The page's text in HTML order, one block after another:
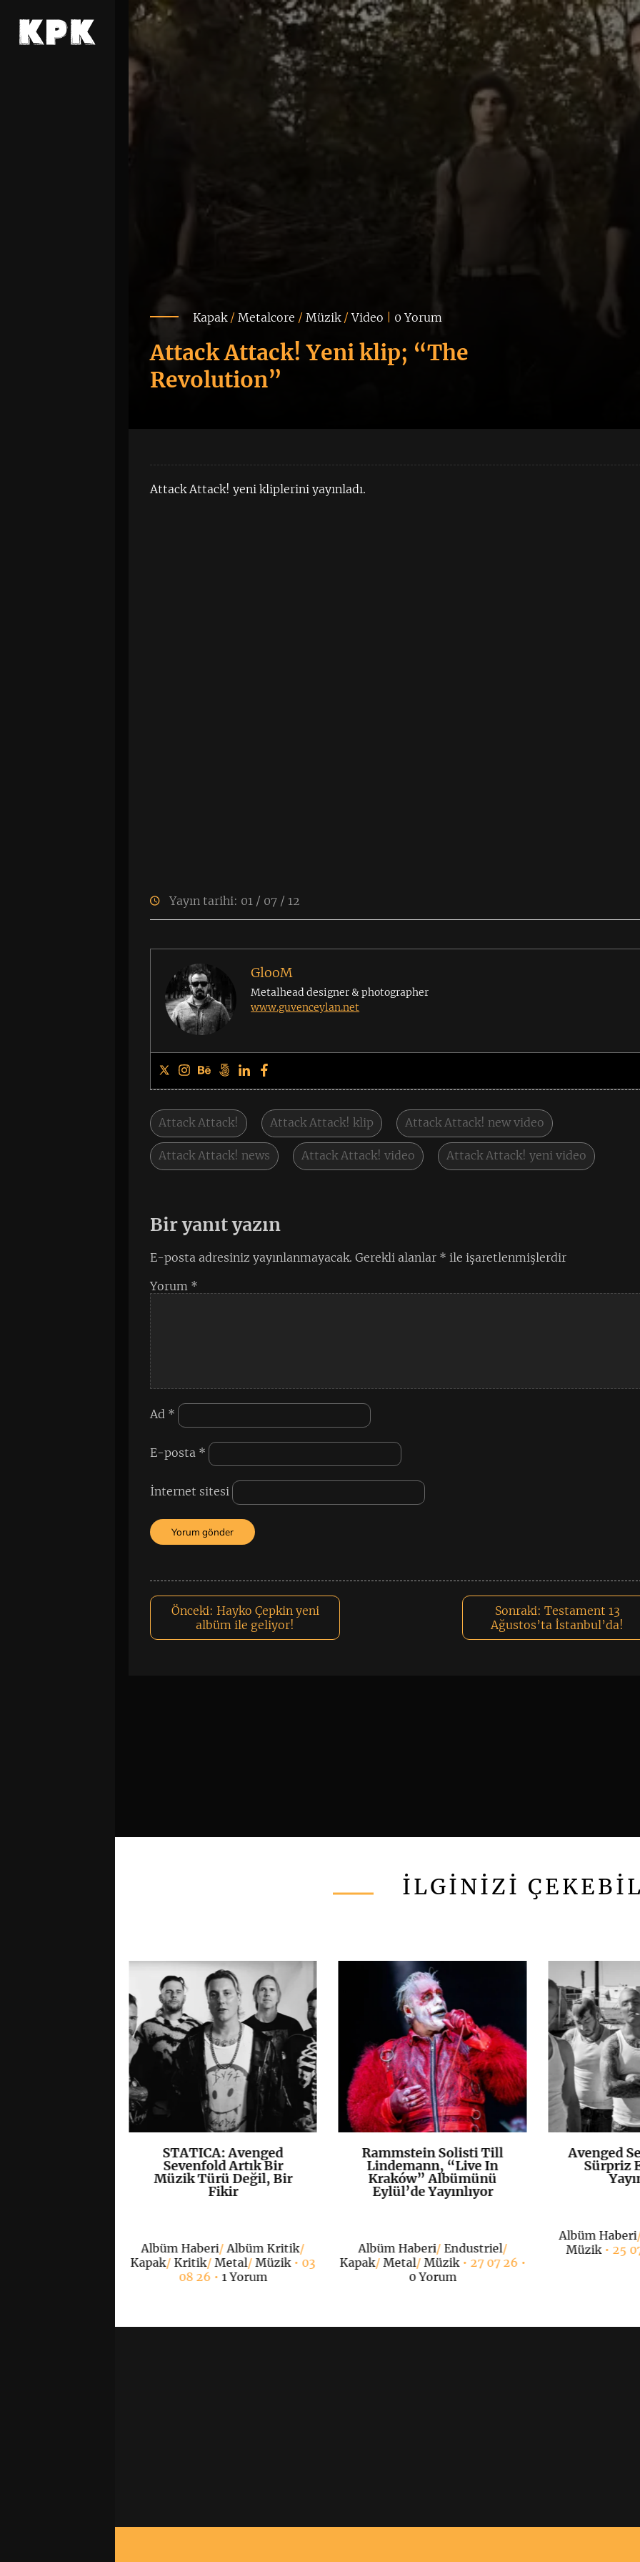
Kapak/Metalcore /Müzik/Video 0 Yorum
Attack Attack! Yeni klip; “The
Revolution”
Attack Attack! yeni kliplerini yayınladı.
Yayın tarihi: 01 / 07 / 12
GlooM
Metalhead designer & photographer
www.guvenceylan.net
Attack Attack! Attack Attack! klip Attack Attack! new video
Attack Attack! news Attack Attack! video Attack Attack! yeni video
Bir yanıt yazın
E-posta adresiniz yayınlanmayacak. Gerekli alanlar * ile işaretlenmişlerdir
Yorum *
Ad *
E-posta *
İnternet sitesi
Önceki: Hayko Çepkin yeni
albüm ile geliyor!
Sonraki: Testament 13
Ağustos’ta İstanbul’da!
İLGİNİZİ
K+
STATICA: Avenged
Sevenfold Artık Bir
Müzik Türü Değil, Bir
Fikir
Albüm Haberi/Albüm Kritik/
Kapak/ Kritik/Metal/Müzik• 03
08 26 •1 Yorum
K+
Rammstein Solisti Till
Lindemann, “Live In
Kraków” Albümünü
Eylül’de Yayınlıyor
Albüm Haberi/Endustriel/
Kapak/Metal/Müzik• 27 07 26 •
0 Yorum
Avenged
Sürpriz
Albüm Haberi
Müzik• 25